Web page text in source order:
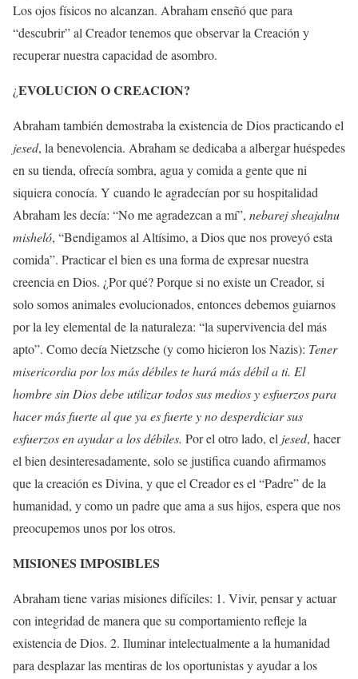
Los ojos físicos no alcanzan. Abraham enseñó que para
“descubrir” al Creador tenemos que observar la Creación y
recuperar nuestra capacidad de asombro.
¿EVOLUCION O CREACION?
Abraham también demostraba la existencia de Dios practicando el
jesed, la benevolencia. Abraham se dedicaba a albergar huéspedes
en su tienda, ofrecía sombra, agua y comida a gente que ni
siquiera conocía. Y cuando le agradecían por su hospitalidad
Abraham les decía: “No me agradezcan a mí”, nebarej sheajalnu
misheló, “Bendigamos al Altísimo, a Dios que nos proveyó esta
comida”. Practicar el bien es una forma de expresar nuestra
creencia en Dios. ¿Por qué? Porque si no existe un Creador, si
solo somos animales evolucionados, entonces debemos guiarnos
por la ley elemental de la naturaleza: “la supervivencia del más
apto”. Como decía Nietzsche (y como hicieron los Nazis): Tener
misericordia por los más débiles te hará más débil a ti. El
hombre sin Dios debe utilizar todos sus medios y esfuerzos para
hacer más fuerte al que ya es fuerte y no desperdiciar sus
esfuerzos en ayudar a los débiles. Por el otro lado, el jesed, hacer
el bien desinteresadamente, solo se justifica cuando afirmamos
que la creación es Divina, y que el Creador es el “Padre” de la
humanidad, y como un padre que ama a sus hijos, espera que nos
preocupemos unos por los otros.
MISIONES IMPOSIBLES
Abraham tiene varias misiones difíciles: 1. Vivir, pensar y actuar
con integridad de manera que su comportamiento refleje la
existencia de Dios. 2. Iluminar intelectualmente a la humanidad
para desplazar las mentiras de los oportunistas y ayudar a los